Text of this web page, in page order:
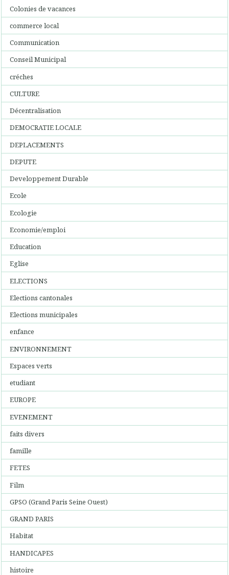
Colonies de vacances
commerce local
Communication
Conseil Municipal
créches
CULTURE
Décentralisation
DEMOCRATIE LOCALE
DEPLACEMENTS
DEPUTE
Developpement Durable
Ecole
Ecologie
Economie/emploi
Education
Eglise
ELECTIONS
Elections cantonales
Elections municipales
enfance
ENVIRONNEMENT
Espaces verts
etudiant
EUROPE
EVENEMENT
faits divers
famille
FETES
Film
GPSO (Grand Paris Seine Ouest)
GRAND PARIS
Habitat
HANDICAPES
histoire